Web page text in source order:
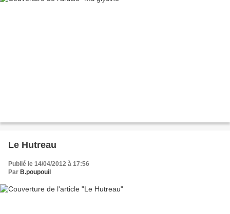
Le Hutreau
Publié le 14/04/2012 à 17:56
Par B.poupouil